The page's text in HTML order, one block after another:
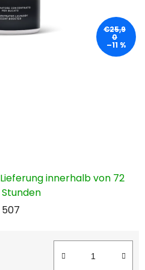
Lieferung innerhalb von 72
Stunden
507
€25,9
0
–11 %